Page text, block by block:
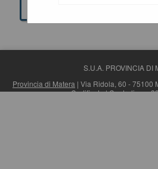
S.U.A. PROVINCIA DI
Provincia di Matera | Via Ridola, 60 - 75100
Certificata| Centralino: